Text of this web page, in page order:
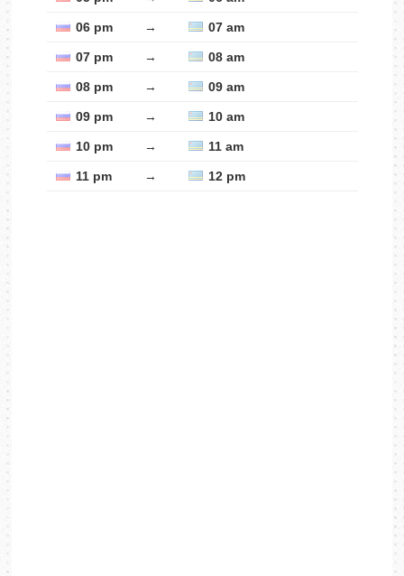
06 pm → 07 am
07 pm → 08 am
08 pm → 09 am
09 pm → 10 am
10 pm → 11 am
11 pm → 12 pm